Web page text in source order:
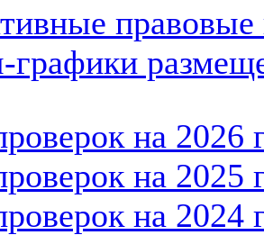
на 2026
на 2025
на 2024